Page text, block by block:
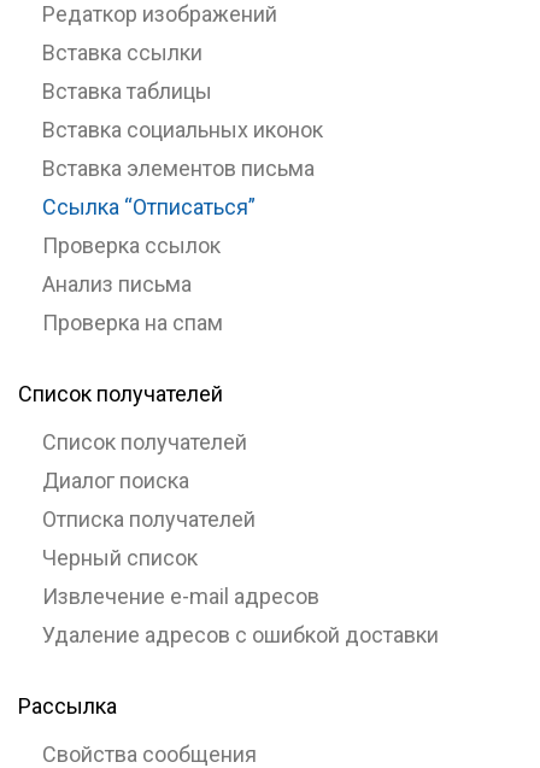
Редаткор изображений
Вставка ссылки
Вставка таблицы
Вставка социальных иконок
Вставка элементов письма
Ссылка “Отписаться”
Проверка ссылок
Анализ письма
Проверка на спам
Список получателей
Список получателей
Диалог поиска
Отписка получателей
Черный список
Извлечение e-mail адресов
Удаление адресов с ошибкой доставки
Рассылка
Свойства сообщения